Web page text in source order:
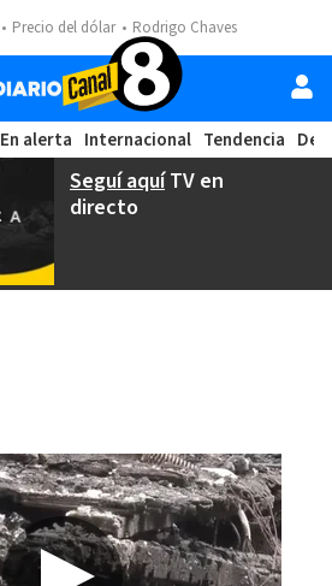
Precio del dólar Rodrigo Chaves
En alerta Internacional Tendencia
Seguí aquíTV en
directo